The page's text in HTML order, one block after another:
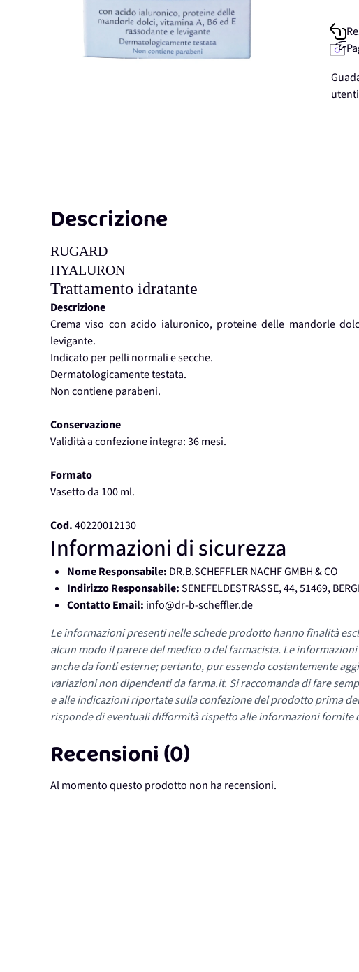
utenti
Descrizione
RUGARD
HYALURON
Trattamento idratante
Descrizione
Crema viso con acido ialuronico, proteine delle mandorle
levigante.
Indicato per pelli normali e secche.
Dermatologicamente testata.
Non contiene parabeni.
Conservazione
Validità a confezione integra: 36 mesi.
Formato
Vasetto da 100 ml.
Cod.40220012130
Informazioni di sicurezza
Nome Responsabile: DR.B.SCHEFFLER NACHF GMBH & CO
Indirizzo Responsabile:SENEFELDESTRASSE, 44, 51469,
Contatto Email: info@dr-b-scheffler.de
Le informazioni presenti nelle schede prodotto hanno finalità
alcun modo il parere del medico o del farmacista. Le
anche da fonti esterne; pertanto, pur essendo costantemente
variazioni non dipendenti da farma.it. Si raccomanda di fare
e alle indicazioni riportate sulla confezione del prodotto prima
risponde di eventuali difformità rispetto alle informazioni fornite
Recensioni (0)
Al momento questo prodotto non ha recensioni.